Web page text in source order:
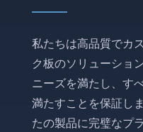
私たちは高品質でカ
ク板のソリューショ
ニーズを満たし、す
満たすことを保証し
たの製品に完璧なプ